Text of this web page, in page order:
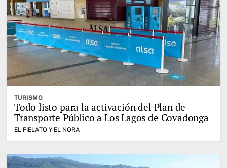
TURISMO
Todo listo para la activación del Plan de
Transporte Público a Los Lagos de Covadonga
EL FIELATO Y EL NORA